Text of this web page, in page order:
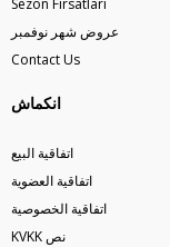
Sezon Fırsatları
عروض شهر نوفمبر
Contact Us
انكماش
اتفاقية البيع
اتفاقية العضوية
اتفاقية الخصوصية
KVKK نص